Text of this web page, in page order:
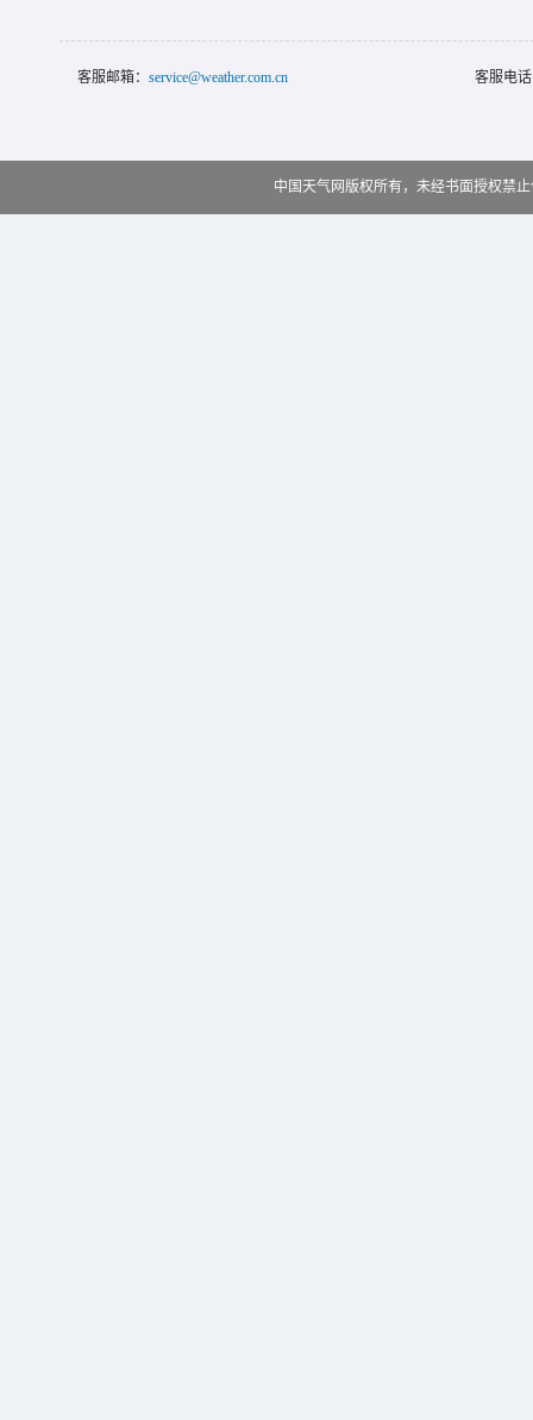
客服邮箱： service@weather.com.cn 客服电
中国天气网版权所有，未经书面授权